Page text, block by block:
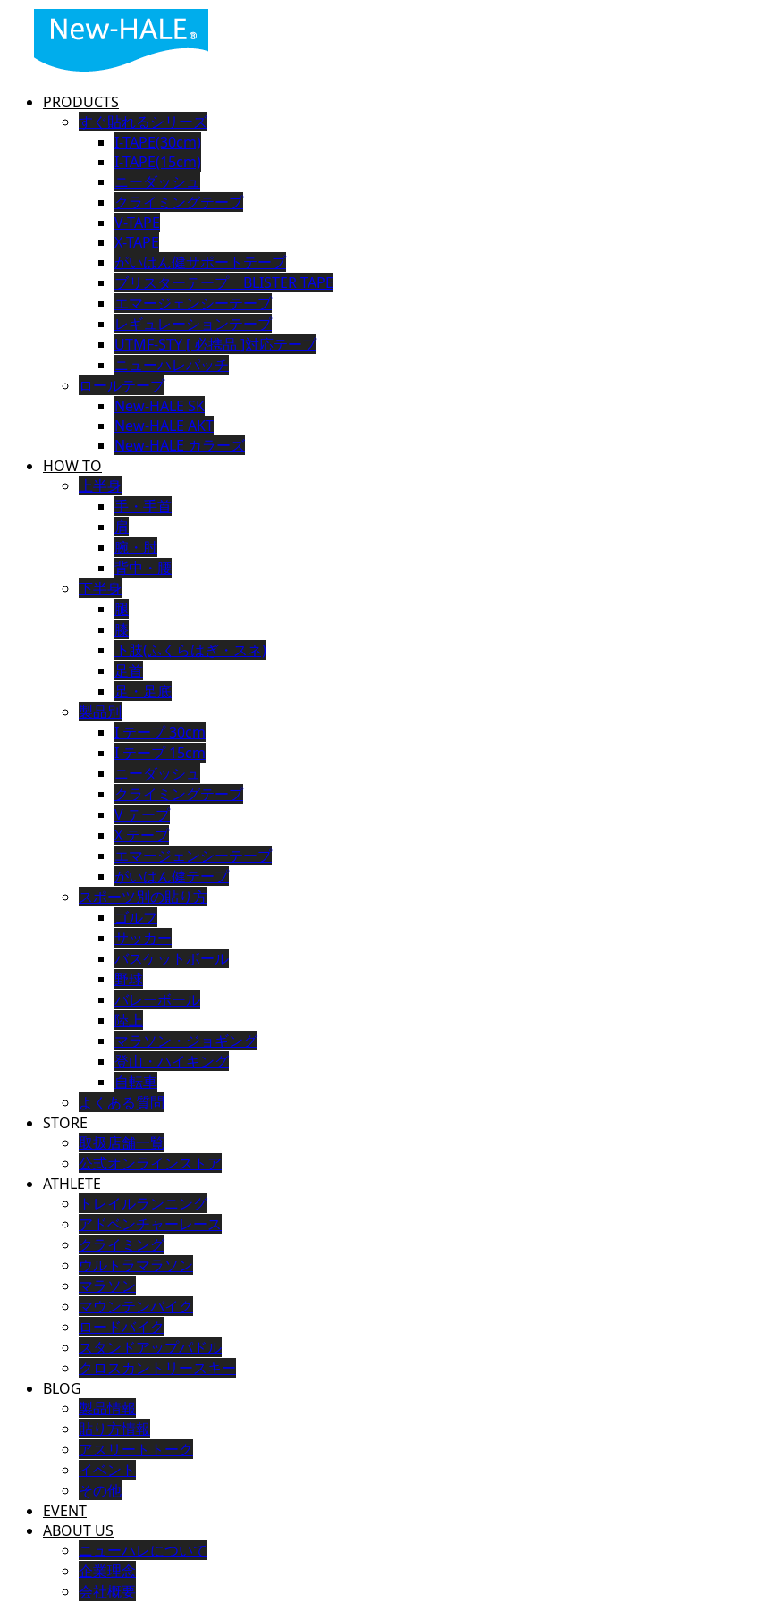
PRODUCTS
すぐ貼れるシリーズ
I-TAPE(30cm)
I-TAPE(15cm)
ニーダッシュ
クライミングテープ
V-TAPE
X-TAPE
がいはん健サポートテープ
ブリスターテープ BLISTER TAPE
エマージェンシーテープ
レギュレーションテープ
UTMF-STY [ 必携品 ]対応テープ
ニューハレパッチ
ロールテープ
New-HALE SK
New-HALE AKT
New-HALE カラーズ
HOW TO
上半身
手・手首
肩
腕・肘
背中・腰
下半身
腿
膝
下肢(ふくらはぎ・スネ)
足首
足・足底
製品別
I テープ 30cm
I テープ 15cm
ニーダッシュ
クライミングテープ
V テープ
X テープ
エマージェンシーテープ
がいはん健テープ
スポーツ別の貼り方
ゴルフ
サッカー
バスケットボール
野球
バレーボール
陸上
マラソン・ジョギング
登山・ハイキング
自転車
よくある質問
STORE
取扱店舗一覧
公式オンラインストア
ATHLETE
トレイルランニング
アドベンチャーレース
クライミング
ウルトラマラソン
マラソン
マウンテンバイク
ロードバイク
スタンドアップパドル
クロスカントリースキー
BLOG
製品情報
貼り方情報
アスリートトーク
イベント
その他
EVENT
ABOUT US
ニューハレについて
企業理念
会社概要